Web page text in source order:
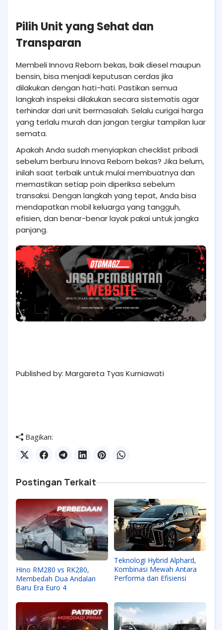
Pilih Unit yang Sehat dan
Transparan
Membeli Innova Reborn bekas, baik diesel maupun
bensin, bisa menjadi keputusan cerdas jika
dilakukan dengan hati-hati. Pastikan semua
langkah inspeksi dilakukan secara sistematis agar
terhindar dari unit bermasalah. Selalu curigai harga
yang terlalu murah dan jangan tergiur tampilan luar
semata.
Apakah Anda sudah menyiapkan checklist pribadi
sebelum berburu Innova Reborn bekas? Jika belum,
inilah saat terbaik untuk mulai membuatnya dan
memastikan setiap poin diperiksa sebelum
transaksi. Dengan langkah yang tepat, Anda bisa
mendapatkan mobil keluarga yang tangguh,
efisien, dan benar-benar layak pakai untuk jangka
panjang.
Published by: Margareta Tyas Kurniawati
Bagikan:
Postingan Terkait
Hino RM280 vs RK280,
Membedah Dua Andalan
Baru Era Euro 4
Teknologi Hybrid Alphard,
Kombinasi Mewah Antara
Performa dan Efisiensi